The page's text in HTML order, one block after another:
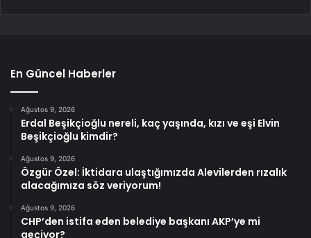
En Güncel Haberler
Ağustos 9, 2026
Erdal Beşikçioğlu nereli, kaç yaşında, kızı ve eşi Elvin
Beşikçioğlu kimdir?
Ağustos 9, 2026
Özgür Özel: İktidara ulaştığımızda Alevilerden rızalık
alacağımıza söz veriyorum!
Ağustos 9, 2026
CHP’den istifa eden belediye başkanı AKP’ye mi
geçiyor?